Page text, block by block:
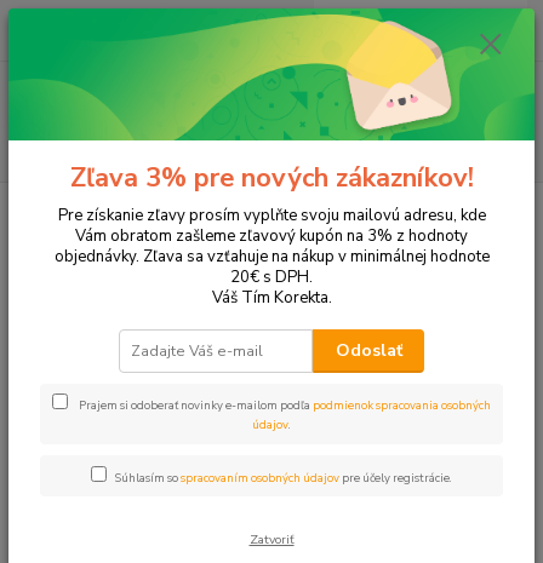
Menu
Hľadať
ks
za 0,00 EUR
Tonery a náplne do tlačiarní Hewlett Packard
HP DeskJet
DeskJet 5943
DeskJet 5943
Upresniť parametre
Najnovšie Najlacnejšie Najdrahšie
Zobrazujem 1-1 z 1
Zľava 3% pre nových zákazníkov!
Pre získanie zľavy prosím vyplňte svoju mailovú adresu, kde
Vám obratom zašleme zľavový kupón na 3% z hodnoty
objednávky. Zľava sa vzťahuje na nákup v minimálnej hodnote
20€ s DPH.
Váš Tím Korekta.
Odoslať
Prajem si odoberať novinky e-mailom podľa podmienok spracovania osobných
údajov.
Súhlasím sospracovaním osobných údajov pre účely registrácie.
Zatvoriť